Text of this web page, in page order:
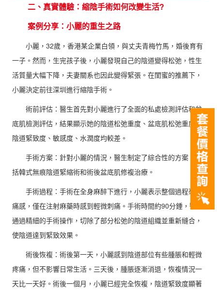
二、真實體驗：縮陰手術如何改變生活?
案例分享：小麗的重生之路
小麗，32歲，香港某企業白領，與丈夫青梅竹馬，婚後育有
一子。然而，生完孩子後，小麗發現自己的陰道變得松弛，性生
活質量大幅下降，夫妻關系也因此變得緊張。在閨蜜的推薦下，
小麗決定前往深圳進行縮陰手術。
術前評估：醫生首先對小麗進行了全面的私處檢測評估和盆
底肌檢測評估，結果顯示她的陰道松弛重度、盆底肌松弛重度，
陰道緊致度、敏感度、水潤度均較差。
手術方案：針對小麗的情況，醫生制定了綜合性的方案，包
括韓式無痕陰道緊縮術和術後盆底肌修複治療。
手術過程：手術在全身麻醉下進行，小麗表示整個過程毫無
痛感，僅在注射麻藥時感到輕微刺痛。手術時間約90分鍾，醫生
通過精細的手術操作，切除了部分松弛的陰道組織並重新縫合，
使陰道達到緊致效果。
術後恢複：術後第一天，小麗感到陰道部位有些腫脹和輕微
疼痛，但不影響日常生活。三天後，腫脹逐漸消退，恢複情況一
天比一天好。術後一個月，小麗已經完全恢複，陰道緊致度顯著